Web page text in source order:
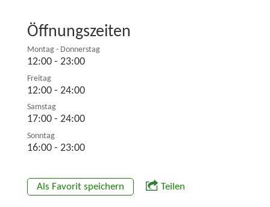
Öffnungszeiten
Montag - Donnerstag
12:00 - 23:00
Freitag
12:00 - 24:00
Samstag
17:00 - 24:00
Sonntag
16:00 - 23:00
Als Favorit speichern Teilen